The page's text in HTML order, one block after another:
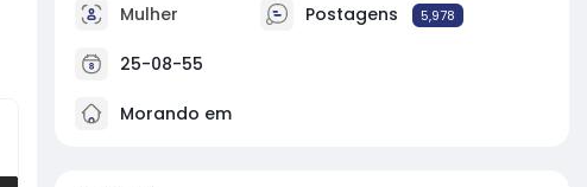
Mulher Postagens 5,978
25-08-55
Morando em